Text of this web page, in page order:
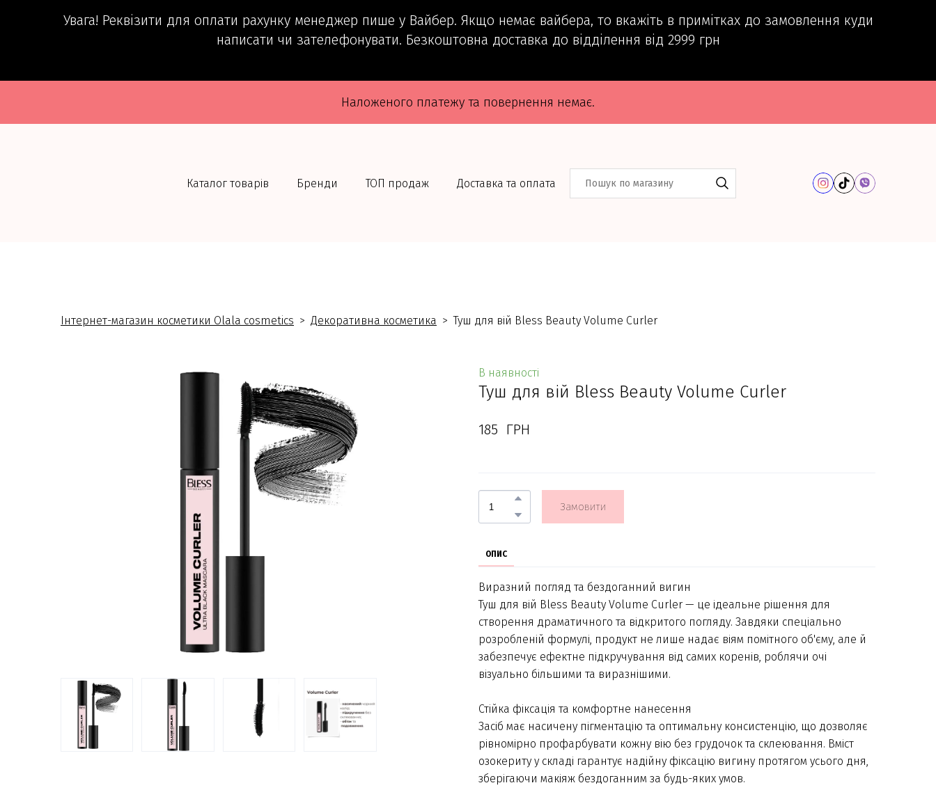
Увага! Реквізити для оплати рахунку менеджер пише у Вайбер. Якщо немає вайбера, то вкажіть в примітках до замовлення куди
написати чи зателефонувати. Безкоштовна доставка до відділення від 2999 грн
Наложеного платежу та повернення немає.
Каталог товарів Бренди ТОП продаж Доставка та оплата
Інтернет-магазин косметики Olala cosmetics Декоративна косметика Туш для вій Bless Beauty Volume Curler
В наявності
Туш для вій Bless Beauty Volume Curler
185  ГРН
Замовити
ОПИС
Виразний погляд та бездоганний вигин
Туш для вій Bless Beauty Volume Curler — це ідеальне рішення для
створення драматичного та відкритого погляду. Завдяки спеціально
розробленій формулі, продукт не лише надає віям помітного об'єму, але й
забезпечує ефектне підкручування від самих коренів, роблячи очі
візуально більшими та виразнішими.
Стійка фіксація та комфортне нанесення
Засіб має насичену пігментацію та оптимальну консистенцію, що дозволяє
рівномірно профарбувати кожну вію без грудочок та склеювання. Вміст
озокериту у складі гарантує надійну фіксацію вигину протягом усього дня,
зберігаючи макіяж бездоганним за будь-яких умов.